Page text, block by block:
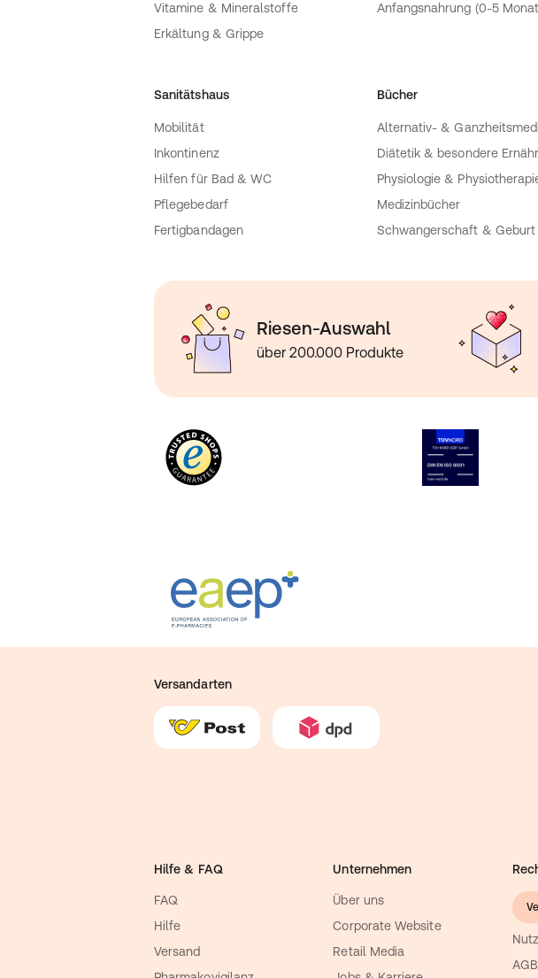
Vitamine & Mineralstoffe
Erkältung & Grippe
Anfangsnahrung (0-5
Sanitätshaus
Mobilität
Inkontinenz
Hilfen für Bad & WC
Pflegebedarf
Fertigbandagen
Bücher
Alternativ- &
Diätetik & besondere
Physiologie &
Medizinbücher
Schwangerschaft & Geburt
Riesen-Auswahl
über 200.000 Produkte
Versandarten
Hilfe & FAQ
FAQ
Hilfe
Versand
Unternehmen
Über uns
Corporate Website
Retail Media
AGB